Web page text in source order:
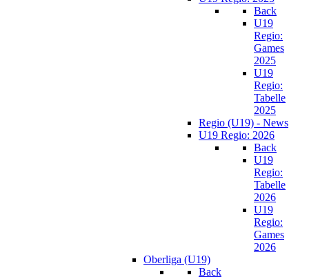
Back
U19
Regio:
Games
2025
U19
Regio:
Tabelle
2025
Regio (U19) - News
U19 Regio: 2026
Back
U19
Regio:
Tabelle
2026
U19
Regio:
Games
2026
Oberliga (U19)
Back